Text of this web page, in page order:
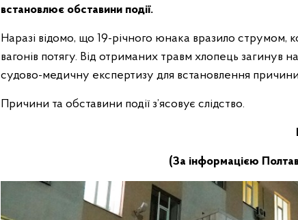
встановлює обставини події.
Наразі відомо, що 19-річного юнака вразило струмом,
вагонів потягу. Від отриманих травм хлопець загинув
судово-медичну експертизу для встановлення
Причини та обставини події з’ясовує слідство.
(За інформацією